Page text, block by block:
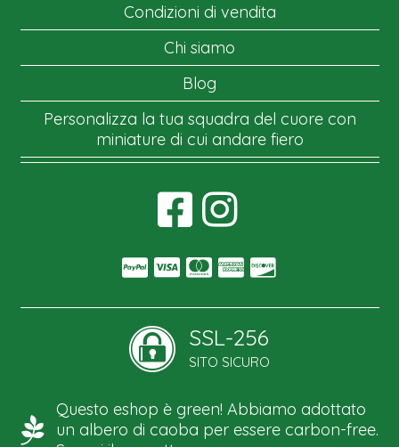
Condizioni di vendita
Chi siamo
Blog
Personalizza la tua squadra del cuore con
miniature di cui andare fiero
SSL-256
SITO SICURO
Questo eshop è green! Abbiamo adottato
un albero di caoba per essere carbon-free.